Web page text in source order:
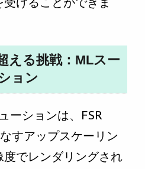
える挑戦：MLスー
ョン
ーションは、FSR
すアップスケーリン
でレンダリングされ